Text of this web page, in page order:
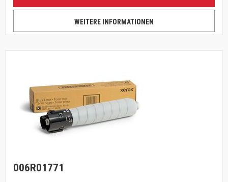
WEITERE INFORMATIONEN
006R01771